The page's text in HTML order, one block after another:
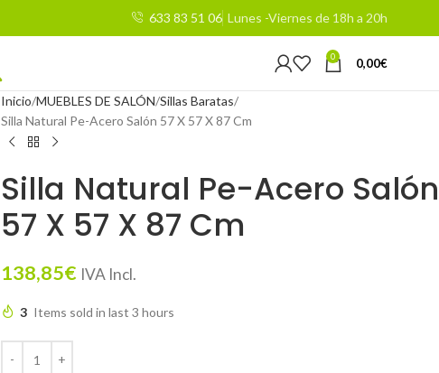
633 83 51 06 Lunes -Viernes de 18h a 20h
0 0,00€
Inicio MUEBLES DE SALÓN Sillas Baratas
Silla Natural Pe-Acero Salón 57 X 57 X 87 Cm
Silla Natural Pe-Acero Salón
57 X 57 X 87 Cm
138,85€ IVA Incl.
3 Items sold in last 3 hours